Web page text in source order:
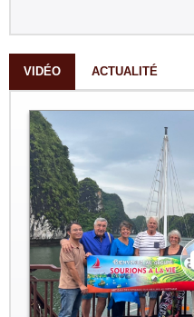
VIDÉO ACTUALITÉ